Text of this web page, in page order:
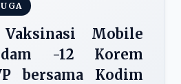
Mobile
-12 Korem
bersama Kodim